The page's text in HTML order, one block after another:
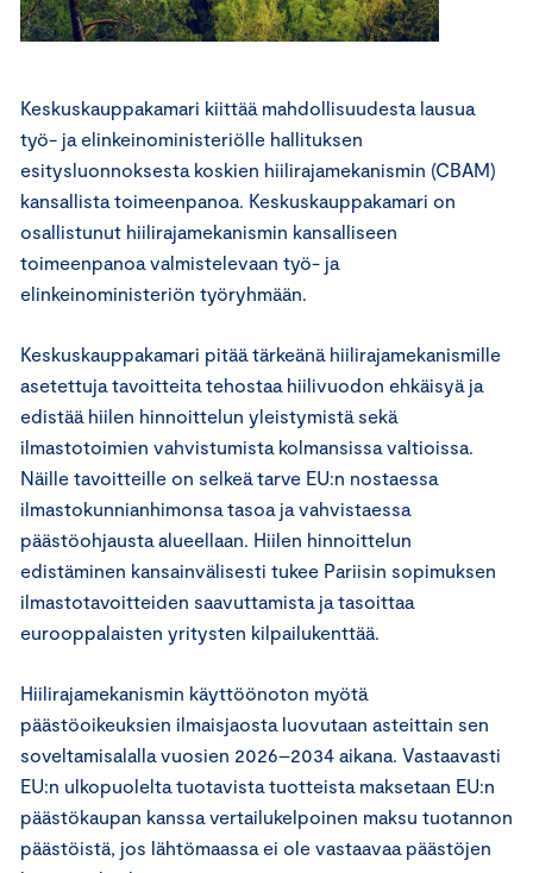
Keskuskauppakamari kiittää mahdollisuudesta lausua
työ- ja elinkeinoministeriölle hallituksen
esitysluonnoksesta koskien hiilirajamekanismin (CBAM)
kansallista toimeenpanoa. Keskuskauppakamari on
osallistunut hiilirajamekanismin kansalliseen
toimeenpanoa valmistelevaan työ- ja
elinkeinoministeriön työryhmään.
Keskuskauppakamari pitää tärkeänä hiilirajamekanismille
asetettuja tavoitteita tehostaa hiilivuodon ehkäisyä ja
edistää hiilen hinnoittelun yleistymistä sekä
ilmastotoimien vahvistumista kolmansissa valtioissa.
Näille tavoitteille on selkeä tarve EU:n nostaessa
ilmastokunnianhimonsa tasoa ja vahvistaessa
päästöohjausta alueellaan. Hiilen hinnoittelun
edistäminen kansainvälisesti tukee Pariisin sopimuksen
ilmastotavoitteiden saavuttamista ja tasoittaa
eurooppalaisten yritysten kilpailukenttää.
Hiilirajamekanismin käyttöönoton myötä
päästöoikeuksien ilmaisjaosta luovutaan asteittain sen
soveltamisalalla vuosien 2026–2034 aikana. Vastaavasti
EU:n ulkopuolelta tuotavista tuotteista maksetaan EU:n
päästökaupan kanssa vertailukelpoinen maksu tuotannon
päästöistä, jos lähtömaassa ei ole vastaavaa päästöjen